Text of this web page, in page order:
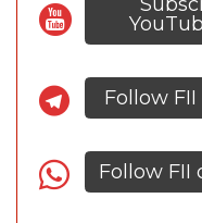
Follow
Follow FII